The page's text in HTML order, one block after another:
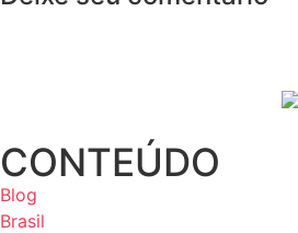
CONTEÚDO
Blog
Brasil